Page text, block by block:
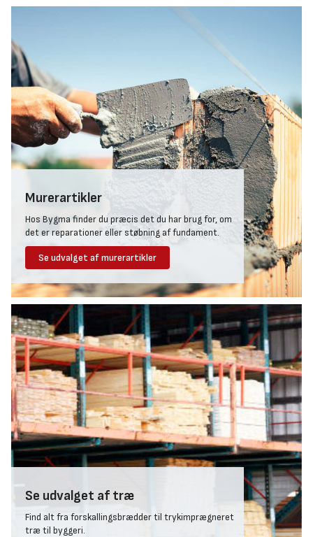
Murerartikler
Hos Bygma finder du præcis det du har brug for, om
det er reparationer eller støbning af fundament.
Se udvalget af murerartikler
Se udvalget af træ
Find alt fra forskallingsbrædder til trykimprægneret
træ til byggeri.